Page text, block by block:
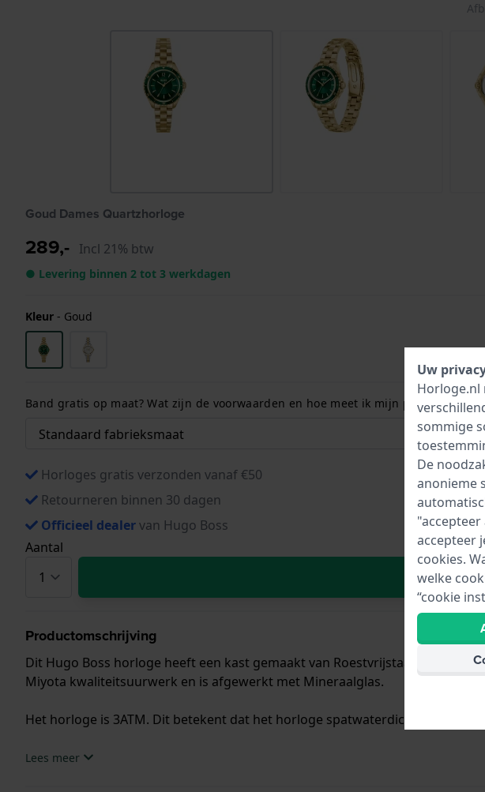
Goud Dames Quartzhorloge
289,- Incl 21% btw
● Levering binnen 2 tot 3 werkdagen
Kleur - Goud
Band gratis op maat? Wat zijn de voorwaarden en hoe meet ik mijn polsmaat?
Horloges gratis verzonden vanaf €50
Retourneren binnen 30 dagen
Officieel dealervan Hugo Boss
Aantal
Productomschrijving
Dit Hugo Boss horloge heeft een kast gemaakt van Roestvrijstaal met een
Miyota kwaliteitsuurwerk en is afgewerkt met Mineraalglas.
Het horloge is 3ATM. Dit betekent dat het horloge spatwaterdicht is..
.Lees meer
Uw
Horloge.nl
sommige
De
anonieme
accepteer
cookies.
welke
“cookie